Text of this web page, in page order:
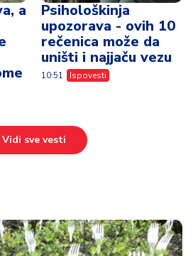
a
Psihološkinja
upozorava - ovih 10
rečenica može da
uništi i najjaču vezu
10:51 Ispovesti
Vidi sve vesti